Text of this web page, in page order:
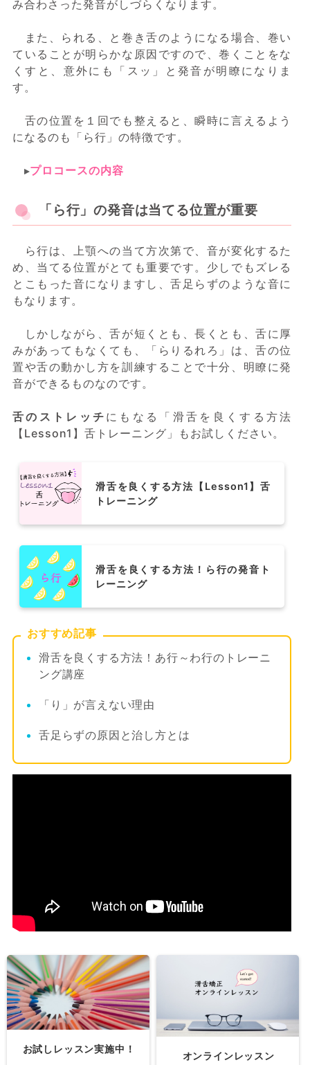
み合わさった発音がしづらくなります。
また、られる、と巻き舌のようになる場合、巻い
ていることが明らかな原因ですので、巻くことをな
くすと、意外にも「スッ」と発音が明瞭になりま
す。
舌の位置を１回でも整えると、瞬時に言えるよう
になるのも「ら行」の特徴です。
プロコースの内容
「ら行」の発音は当てる位置が重要
ら行は、上顎への当て方次第で、音が変化するた
め、当てる位置がとても重要です。少しでもズレる
とこもった音になりますし、舌足らずのような音に
もなります。
しかしながら、舌が短くとも、長くとも、舌に厚
みがあってもなくても、「らりるれろ」は、舌の位
置や舌の動かし方を訓練することで十分、明瞭に発
音ができるものなのです。
舌のストレッチ にもなる「滑舌を良くする方法
【Lesson1】舌トレーニング」もお試しください。
滑舌を良くする方法【Lesson1】舌
トレーニング
滑舌を良くする方法！ら行の発音ト
レーニング
おすすめ記事
滑舌を良くする方法！あ行～わ行のトレーニ
ング講座
「り」が言えない理由
舌足らずの原因と治し方とは
お試しレッスン実施中！
オンラインレッスン